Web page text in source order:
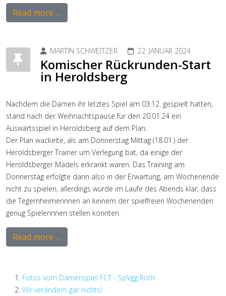
Read more …
MARTIN SCHWEITZER 22. JANUAR 2024
Komischer Rückrunden-Start
in Heroldsberg
Nachdem die Damen ihr letztes Spiel am 03.12. gespielt hatten,
stand nach der Weihnachtspause für den 20.01.24 ein
Auswärtsspiel in Heroldsberg auf dem Plan.
Der Plan wackelte, als am Donnerstag Mittag (18.01.) der
Heroldsberger Trainer um Verlegung bat, da einige der
Heroldsberger Mädels erkrankt waren. Das Training am
Donnerstag erfolgte dann also in der Erwartung, am Wochenende
nicht zu spielen, allerdings wurde im Laufe des Abends klar, dass
die Tegernheimerinnen an keinem der spielfreien Wochenenden
genug Spielerinnen stellen könnten.
Read more …
Fotos vom Damenspiel FCT - SpVgg Roth
Wir verändern gar nichts!